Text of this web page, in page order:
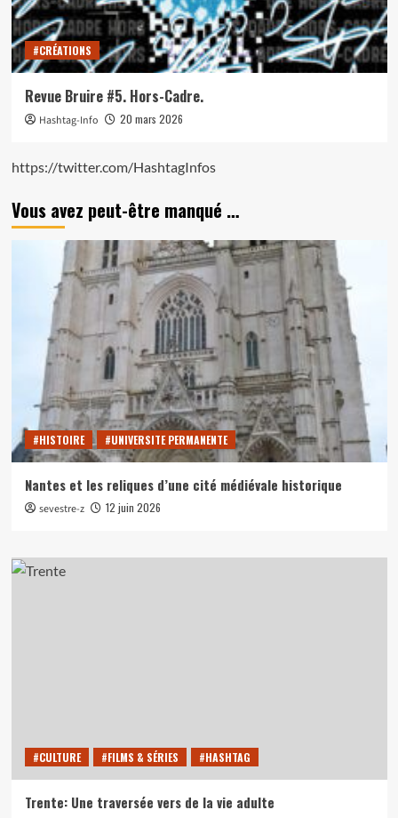
#CRÉATIONS
Revue Bruire #5. Hors-Cadre.
Hashtag-Info 20 mars 2026
https://twitter.com/HashtagInfos
Vous avez peut-être manqué …
#HISTOIRE #UNIVERSITE PERMANENTE
Nantes et les reliques d’une cité médiévale historique
sevestre-z 12 juin 2026
#CULTURE #FILMS & SÉRIES #HASHTAG
Trente: Une traversée vers de la vie adulte